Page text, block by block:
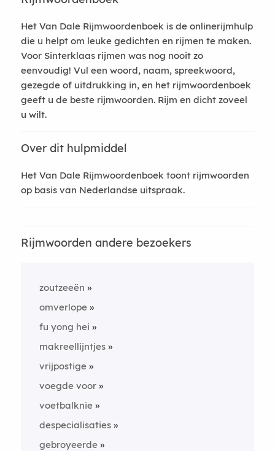
Het Van Dale Rijmwoordenboek is de onlinerijmhulp
die u helpt om leuke gedichten en rijmen te maken.
Voor Sinterklaas rijmen was nog nooit zo
eenvoudig! Vul een woord, naam, spreekwoord,
gezegde of uitdrukking in, en het rijmwoordenboek
geeft u de beste rijmwoorden. Rijm en dicht zoveel
u wilt.
Over dit hulpmiddel
Het Van Dale Rijmwoordenboek toont rijmwoorden
op basis van Nederlandse uitspraak.
Rijmwoorden andere bezoekers
zoutzeeën
omverlope
fu yong hei
makreellijntjes
vrijpostige
voegde voor
voetbalknie
despecialisaties
gebroyeerde